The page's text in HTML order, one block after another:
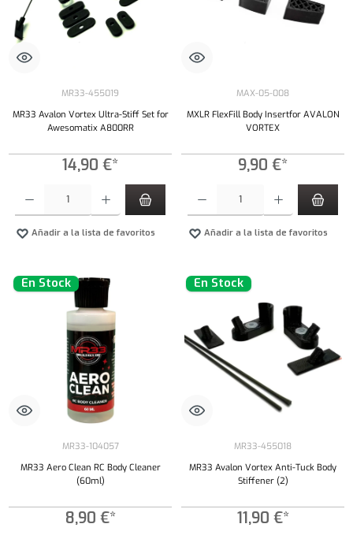
MR33-455019
MR33 Avalon Vortex Ultra-Stiff Set for
Awesomatix A800RR
14,90 €*
Añadir a la lista de favoritos
MAX-05-008
MXLR FlexFill Body Insertfor AVALON
VORTEX
9,90 €*
Añadir a la lista de favoritos
En Stock
MR33-104057
MR33 Aero Clean RC Body Cleaner
(60ml)
8,90 €*
En Stock
MR33-455018
MR33 Avalon Vortex Anti-Tuck Body
Stiffener (2)
11,90 €*